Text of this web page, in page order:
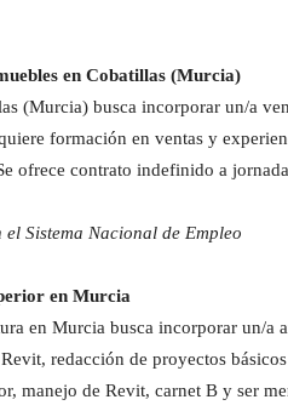
en Cobatillas (Murcia)
(Murcia) busca incorporar un/a
formación en ventas y
ofrece contrato indefinido a
Sistema Nacional de Empleo
en Murcia
en Murcia busca incorporar un/
redacción de proyectos
manejo de Revit, carnet B y ser